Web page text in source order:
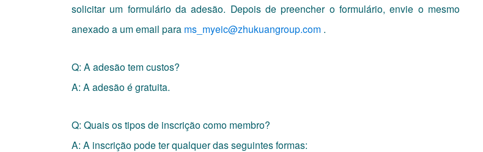
solicitar um formulário da adesão. Depois de preencher o formulário, envie o mesmo
anexado a um email para ms_myeic@zhukuangroup.com .
Q: A adesão tem custos?
A: A adesão é gratuita.
Q: Quais os tipos de inscrição como membro?
A: A inscrição pode ter qualquer das seguintes formas: